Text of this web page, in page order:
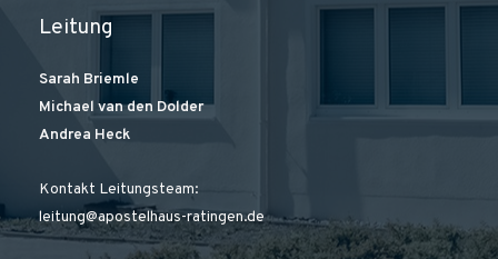
Leitung
Sarah Briemle
Michael van den Dolder
Andrea Heck
Kontakt Leitungsteam:
leitung@apostelhaus-ratingen.de